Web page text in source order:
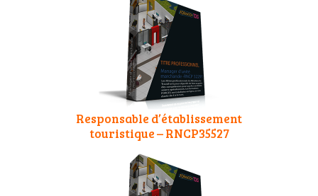
Responsable d’établissement
touristique – RNCP35527